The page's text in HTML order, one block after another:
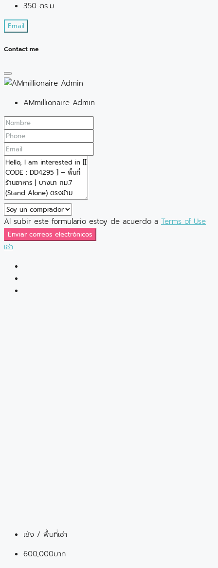
350 ตร.ม
Email
Contact me
AMmillionaire Admin
Al subir este formulario estoy de acuerdo a Terms of Use
Enviar correos electrónicos
เช่า
เซ้ง / พื้นที่เช่า
600,000บาท